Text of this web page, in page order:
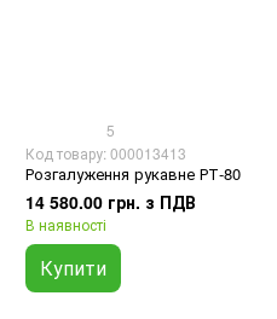
5
Код товару: 000013413
Розгалуження рукавне РТ-80
14 580.00 грн. з ПДВ
В наявності
Купити